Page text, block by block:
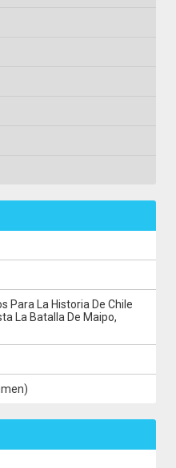
Para La Historia De Chile
La Batalla De Maipo,